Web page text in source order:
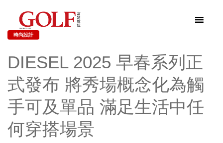
時尚設計
DIESEL 2025 早春系列正
式發布 將秀場概念化為觸
手可及單品 滿足生活中任
何穿搭場景